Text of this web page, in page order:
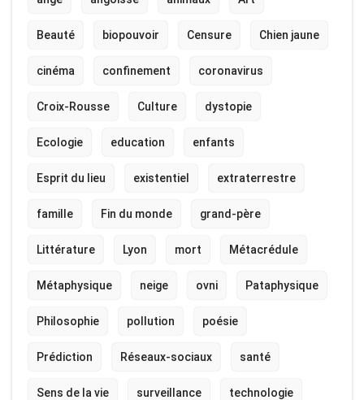
Beauté biopouvoir Censure Chien jaune
cinéma confinement coronavirus
Croix-Rousse Culture dystopie
Ecologie education enfants
Esprit du lieu existentiel extraterrestre
famille Fin du monde grand-père
Littérature Lyon mort Métacrédule
Métaphysique neige ovni Pataphysique
Philosophie pollution poésie
Prédiction Réseaux-sociaux santé
Sens de la vie surveillance technologie